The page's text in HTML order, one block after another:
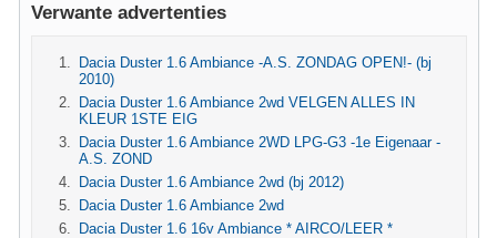
Verwante advertenties
Dacia Duster 1.6 Ambiance -A.S. ZONDAG OPEN!- (bj
2010)
Dacia Duster 1.6 Ambiance 2wd VELGEN ALLES IN
KLEUR 1STE EIG
Dacia Duster 1.6 Ambiance 2WD LPG-G3 -1e Eigenaar -
A.S. ZOND
Dacia Duster 1.6 Ambiance 2wd (bj 2012)
Dacia Duster 1.6 Ambiance 2wd
Dacia Duster 1.6 16v Ambiance * AIRCO/LEER *